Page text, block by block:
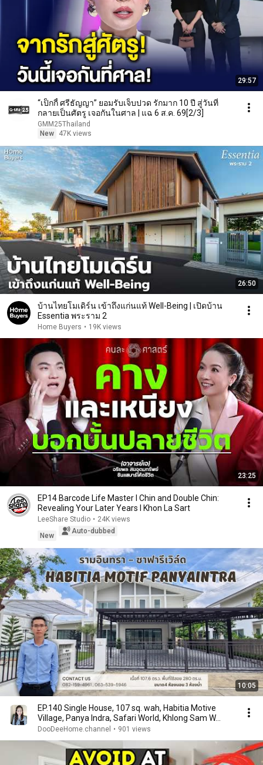
29:57
“เป็กกี้ ศรีธัญญา” ยอมรับเจ็บปวด รักมาก 10 ปี สู่วันที่
กลายเป็นศัตรู เจอกันในศาล | แฉ 6 ส.ค. 69[2/3]
GMM25Thailand
New
47K views
26:50
บ้านไทยโมเดิร์น เข้าถึงแก่นแท้ Well-Being | เปิดบ้าน
Essentia พระราม 2
Home Buyers • 19K views
23:25
EP14 Barcode Life Master I Chin and Double Chin:
Revealing Your Later Years I Khon La Sart
LeeShare Studio • 24K views
New
Auto-dubbed
10:05
EP.140 Single House, 107 sq. wah, Habitia Motive
Village, Panya Indra, Safari World, Khlong Sam W...
DooDeeHome.channel • 901 views